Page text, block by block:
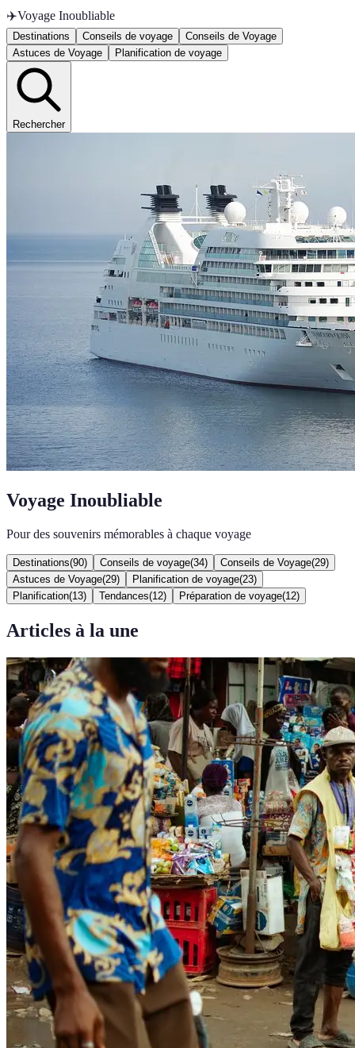
✈️Voyage Inoubliable
Destinations Conseils de voyage
Conseils de Voyage
Astuces de Voyage
Planification de voyage
Rechercher
Voyage Inoubliable
Pour des souvenirs mémorables à chaque voyage
Destinations(90) Conseils de voyage(34) Conseils de Voyage(29)
Astuces de Voyage(29) Planification de voyage(23)
Planification(13) Tendances(12) Préparation de voyage(12)
Articles à la une